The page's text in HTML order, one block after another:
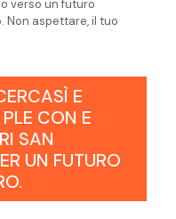
verso un futuro
Non aspettare, il tuo
E
CON E
SAN
UN FUTURO